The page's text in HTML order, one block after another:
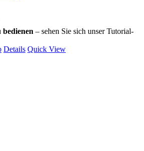
bedienen – sehen Sie sich unser Tutorial-
Details Quick View